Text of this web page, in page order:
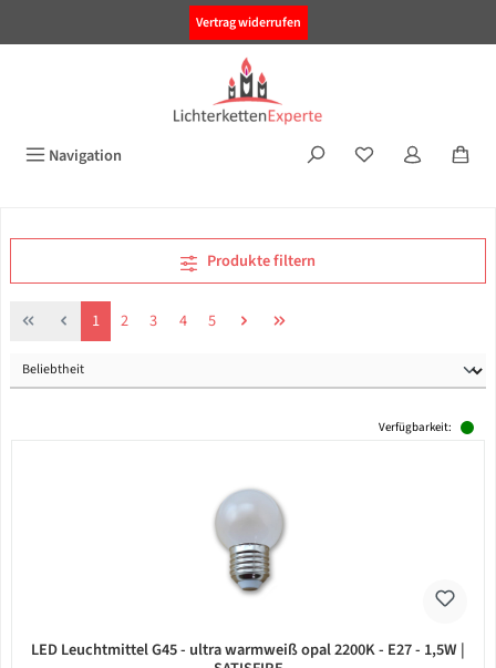
Vertrag widerrufen
Navigation
Produkte filtern
Seite
1 Seite
2 Seite
3 Seite
4 Seite
5
Verfügbarkeit:
LED Leuchtmittel G45 - ultra warmweiß opal 2200K - E27 - 1,5W |